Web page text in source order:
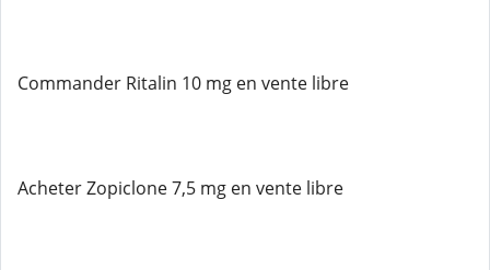
Commander Ritalin 10 mg en vente libre
Acheter Zopiclone 7,5 mg en vente libre